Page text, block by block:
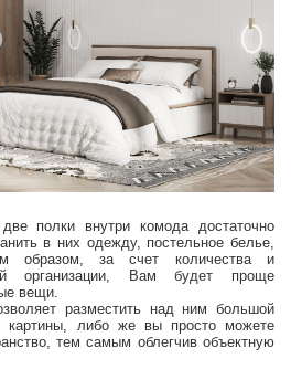
полки внутри комода достаточно
в них одежду, постельное белье,
образом, за счет количества и
организации, Вам будет проще
вещи.
разместить над ним большой
картины, либо же вы просто можете
тем самым облегчив объектную